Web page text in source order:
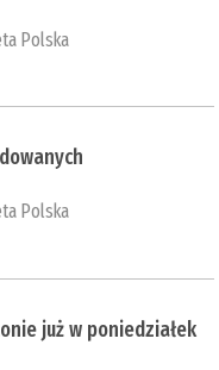
Polska
Polska
już w poniedziałek